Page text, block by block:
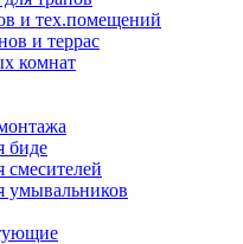
и тех.помещений
и террас
комнат
биде
смесителей
умывальников